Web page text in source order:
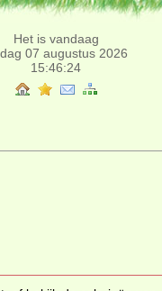
Het is vandaag
07 augustus 2026
15:46:24